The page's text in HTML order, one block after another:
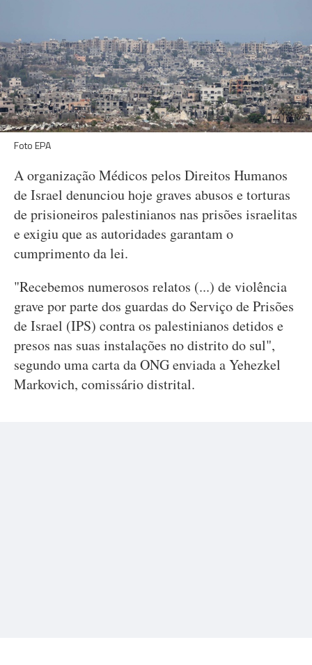
Foto EPA
A organização Médicos pelos Direitos Humanos
de Israel denunciou hoje graves abusos e torturas
de prisioneiros palestinianos nas prisões israelitas
e exigiu que as autoridades garantam o
cumprimento da lei.
"Recebemos numerosos relatos (...) de violência
grave por parte dos guardas do Serviço de Prisões
de Israel (IPS) contra os palestinianos detidos e
presos nas suas instalações no distrito do sul",
segundo uma carta da ONG enviada a Yehezkel
Markovich, comissário distrital.